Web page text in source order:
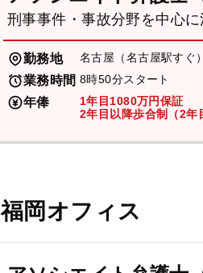
刑事事件・事故分野を中心に
勤務地 名古屋（名古屋駅すぐ）
業務時間 8時50分スタート
年俸
1年目1080万円保証
2年目以降歩合制（2年
福岡オフィス